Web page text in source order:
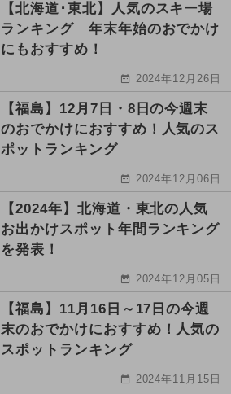
【北海道･東北】人気のスキー場
ランキング 年末年始のおでかけ
にもおすすめ！
2024年12月26日
【福島】12月7日・8日の今週末
のおでかけにおすすめ！人気のス
ポットランキング
2024年12月06日
【2024年】北海道・東北の人気
お出かけスポット年間ランキング
を発表！
2024年12月05日
【福島】11月16日～17日の今週
末のおでかけにおすすめ！人気の
スポットランキング
2024年11月15日